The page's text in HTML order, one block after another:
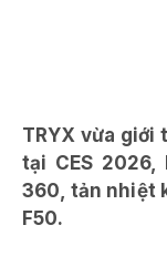
TRYX vừa giới
tại CES 2026,
360, tản nhiệt
F50.